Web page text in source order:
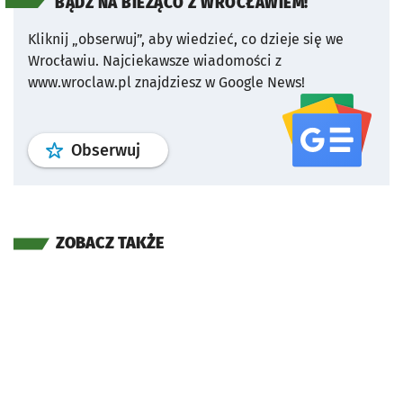
Kliknij „obserwuj”, aby wiedzieć, co dzieje się we
Wrocławiu. Najciekawsze wiadomości z
www.wroclaw.pl znajdziesz w Google News!
Obserwuj profil serwisu
ZOBACZ TAKŻE